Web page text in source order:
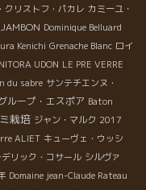
リストフ・パカレ カミーユ・
Dominique Belluard
Kenichi Grenache Blanc ロイ
UDON LE PRE VERRE
du sabre サンテチエンヌ・
ループ・エスポア Baton
栽培 ジャン・マルク 2017
ALIET キューヴェ・ウッシ
デリック・コサール シルヴァ
Domaine jean-Claude Rateau